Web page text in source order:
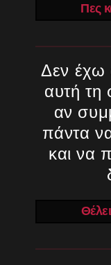
Πες
Δεν έχω
αυτή τη
αν
πάντα
και να